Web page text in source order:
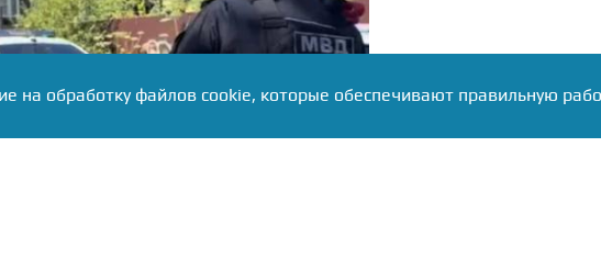
на обработку файлов cookie, которые обеспечивают правильную